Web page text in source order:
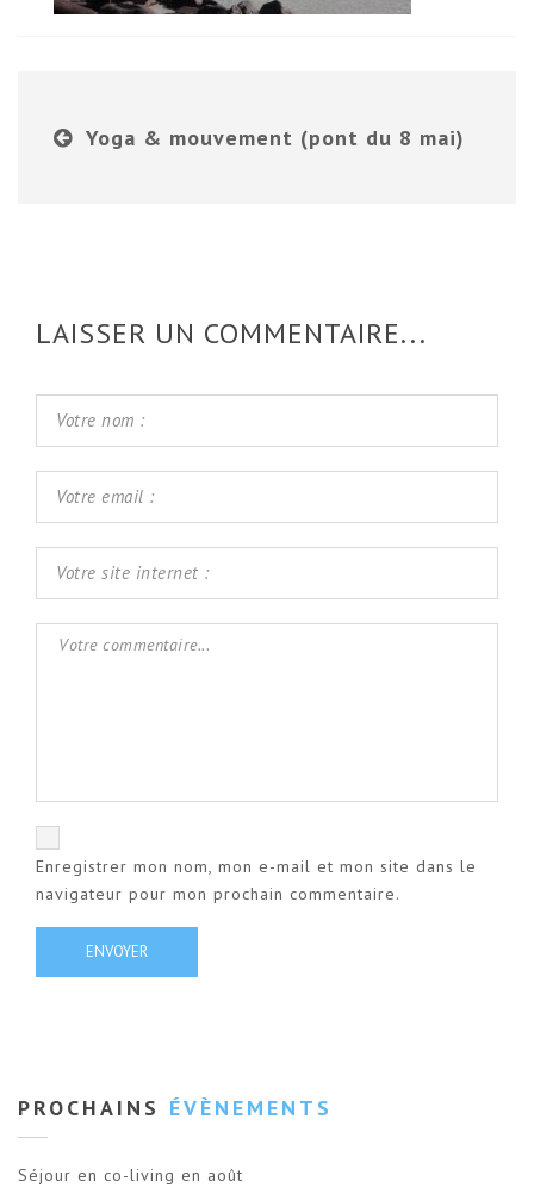
Yoga & mouvement (pont du 8 mai)
LAISSER UN COMMENTAIRE...
Enregistrer mon nom, mon e-mail et mon site dans le
navigateur pour mon prochain commentaire.
PROCHAINS ÉVÈNEMENTS
Séjour en co-living en août